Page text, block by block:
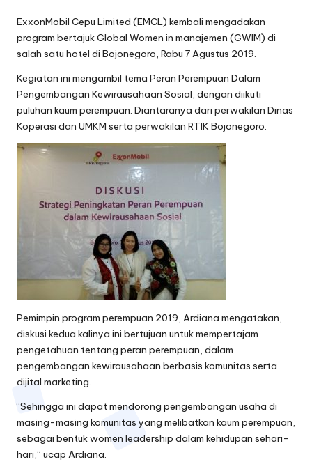
o
ExxonMobil Cepu Limited (EMCL) kembali mengadakan
program bertajuk Global Women in manajemen (GWIM) di
salah satu hotel di Bojonegoro, Rabu 7 Agustus 2019.
Kegiatan ini mengambil tema Peran Perempuan Dalam
Pengembangan Kewirausahaan Sosial, dengan diikuti
puluhan kaum perempuan. Diantaranya dari perwakilan Dinas
Koperasi dan UMKM serta perwakilan RTIK Bojonegoro.
Pemimpin program perempuan 2019, Ardiana mengatakan,
diskusi kedua kalinya ini bertujuan untuk mempertajam
pengetahuan tentang peran perempuan, dalam
pengembangan kewirausahaan berbasis komunitas serta
dijital marketing.
“Sehingga ini dapat mendorong pengembangan usaha di
masing-masing komunitas yang melibatkan kaum perempuan,
sebagai bentuk women leadership dalam kehidupan sehari-
hari,” ucap Ardiana.